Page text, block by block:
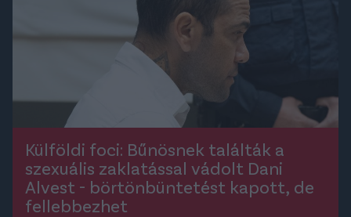
Külföldi foci: Bűnösnek találták a
szexuális zaklatással vádolt Dani
Alvest - börtönbüntetést kapott, de
fellebbezhet